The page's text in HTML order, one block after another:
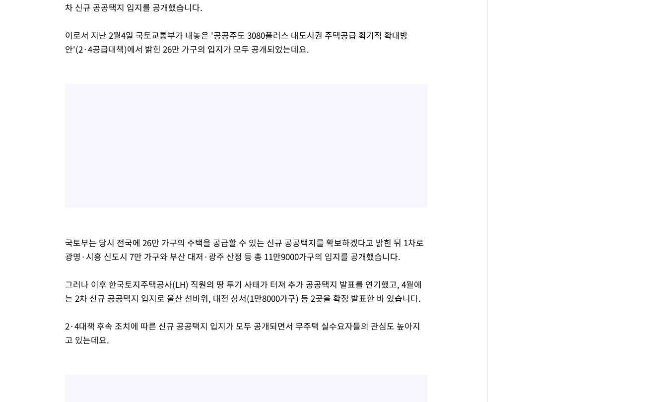
차 신규 공공택지 입지를 공개했습니다.
이로서 지난 2월4일 국토교통부가 내놓은 '공공주도 3080플러스 대도시권 주택공급 획기적 확대방
안'(2·4공급대책)에서 밝힌 26만 가구의 입지가 모두 공개되었는데요.
국토부는 당시 전국에 26만 가구의 주택을 공급할 수 있는 신규 공공택지를 확보하겠다고 밝힌 뒤 1차로
광명·시흥 신도시 7만 가구와 부산 대저·광주 산정 등 총 11만9000가구의 입지를 공개했습니다.
그러나 이후 한국토지주택공사(LH) 직원의 땅 투기 사태가 터져 추가 공공택지 발표를 연기했고, 4월에
는 2차 신규 공공택지 입지로 울산 선바위, 대전 상서(1만8000가구) 등 2곳을 확정 발표한 바 있습니다.
2·4대책 후속 조치에 따른 신규 공공택지 입지가 모두 공개되면서 무주택 실수요자들의 관심도 높아지
고 있는데요.